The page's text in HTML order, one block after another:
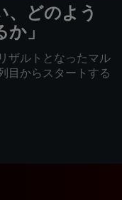
、どのよう
」
ザルトとなったマル
目からスタートする